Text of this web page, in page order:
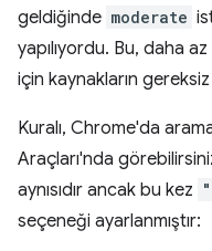
geldiğinde moderate
yapılıyordu. Bu, daha az
için kaynakların
Kuralı, Chrome'da
Araçları'nda
aynısıdır ancak bu kez
seçeneği ayarlanmıştır: